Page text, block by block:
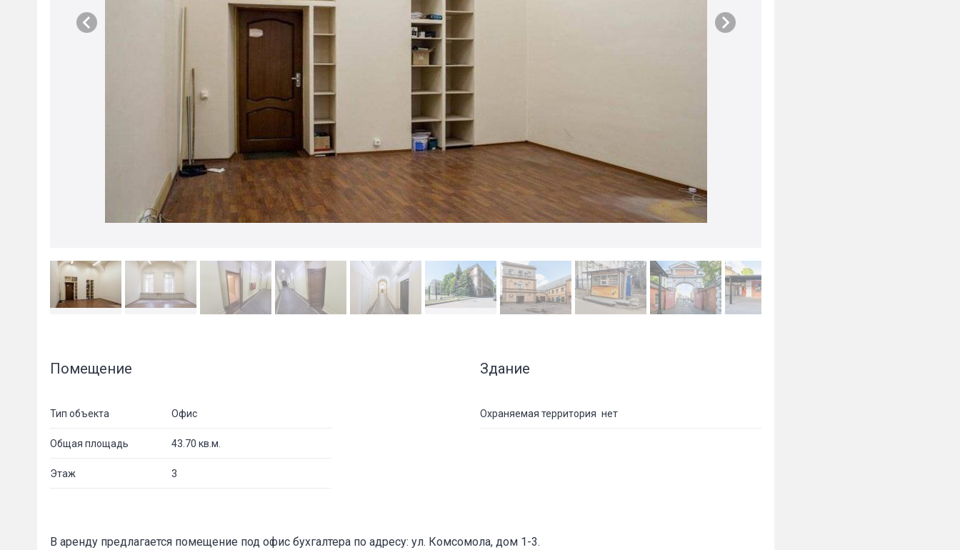
Помещение
Тип объекта Офис
Общая площадь 43.70 кв.м.
Этаж 3
Здание
Охраняемая территория нет
В аренду предлагается помещение под офис бухгалтера по адресу: ул. Комсомола, дом 1-3.